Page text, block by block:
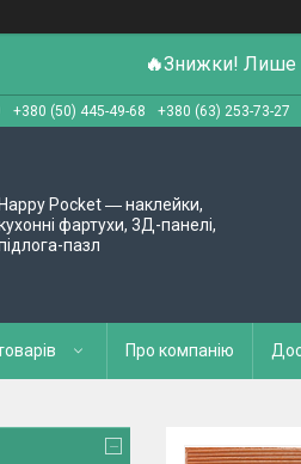
🔥Знижки! Лише
+380 (50) 445-49-68 +380 (63) 253-73-27
Pocket ― наклейки,
фартухи, 3Д-панелі,
пазл
Про компанію